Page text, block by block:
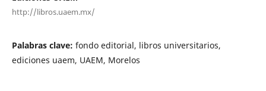
http://libros.uaem.mx/
Palabras clave: fondo editorial, libros universitarios,
ediciones uaem, UAEM, Morelos